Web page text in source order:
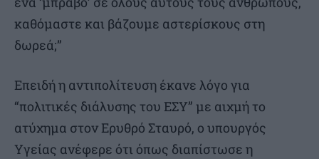
καθόμαστε και βάζουμε αστερίσκους στη
δωρεά;”
Επειδή η αντιπολίτευση έκανε λόγο για
“πολιτικές διάλυσης του ΕΣΥ” με αιχμή το
ατύχημα στον Ερυθρό Σταυρό, ο υπουργός
Υγείας ανέφερε ότι όπως διαπίστωσε η